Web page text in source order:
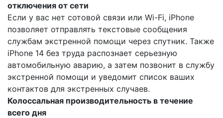
отключения от сети
Если у вас нет сотовой связи или Wi-Fi, iPhone
позволяет отправлять текстовые сообщения
службам экстренной помощи через спутник. Также
iPhone 14 без труда распознает серьезную
автомобильную аварию, а затем позвонит в службу
экстренной помощи и уведомит список ваших
контактов для экстренных случаев.
Колоссальная производительность в течение
всего дня